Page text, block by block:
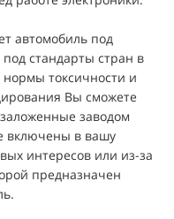
автомобиль под
стандарты стран в
нормы токсичности и
Вы сможете
заводом
включены в вашу
интересов или из-за
предназначен